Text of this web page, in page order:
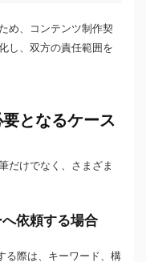
め、コンテンツ制作契
し、双方の責任範囲を
となるケース
だけでなく、さまざま
依頼する場合
る際は、キーワード、構